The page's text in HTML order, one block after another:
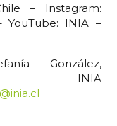
– Instagram:
YouTube: INIA –
González,
INIA